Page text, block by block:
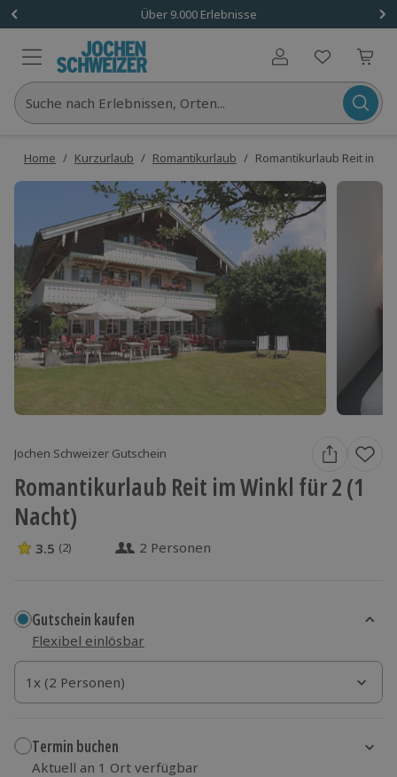
Über 9.000 Erlebnisse
Benutzerkonto
Suche nach Erlebnissen, Orten...
Home / Kurzurlaub / Romantikurlaub / Romantikurlaub Reit im
Jochen Schweizer Gutschein
Romantikurlaub Reit im Winkl für 2 (1
Nacht)
3.5 Sterne von 5 aus 2 Bewertungen
3.5 (2) 2 Personen
Gutschein kaufen
Flexibel einlösbar
1x (2 Personen)
1x (2 Personen)
1x (2 Personen)
Termin buchen
Aktuell an 1 Ort verfügbar